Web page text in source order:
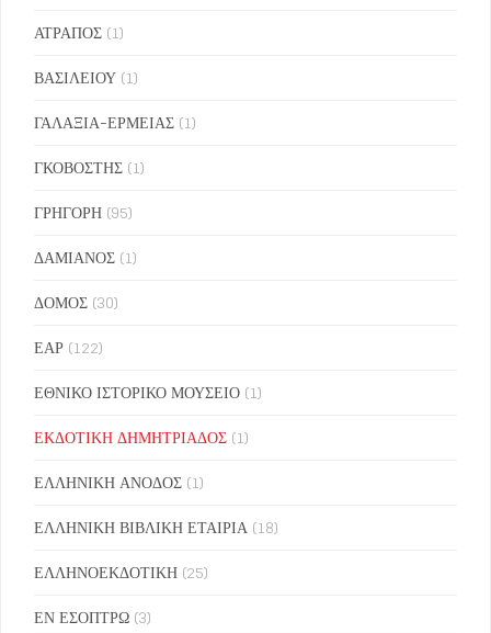
ΑΤΡΑΠΟΣ (1)
ΒΑΣΙΛΕΙΟΥ (1)
ΓΑΛΑΞΙΑ-ΕΡΜΕΙΑΣ (1)
ΓΚΟΒΟΣΤΗΣ (1)
ΓΡΗΓΟΡΗ (95)
ΔΑΜΙΑΝΟΣ (1)
ΔΟΜΟΣ (30)
ΕΑΡ (122)
ΕΘΝΙΚΟ ΙΣΤΟΡΙΚΟ ΜΟΥΣΕΙΟ (1)
ΕΚΔΟΤΙΚΗ ΔΗΜΗΤΡΙΑΔΟΣ (1)
ΕΛΛΗΝΙΚΗ ΑΝΟΔΟΣ (1)
ΕΛΛΗΝΙΚΗ ΒΙΒΛΙΚΗ ΕΤΑΙΡΙΑ (18)
ΕΛΛΗΝΟΕΚΔΟΤΙΚΗ (25)
ΕΝ ΕΣΟΠΤΡΩ (3)